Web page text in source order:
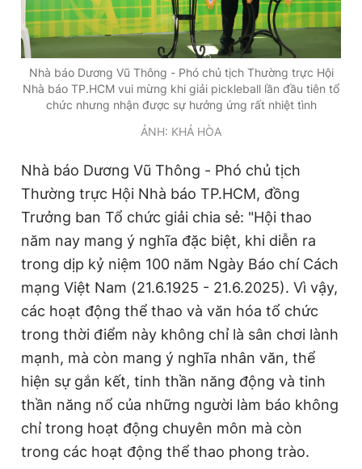
Tổng biên tập: Nguyễn Ngọc Toàn
Phó tổng biên tập thường trực: Hải Thành
Phó tổng biên tập: Lâm Hiếu Dũng
Tổng thư ký tòa soạn: Đức Trung
Giấy phép xuất bản số 110/GP - BTTTT cấp ngày 24.3.2020
© 2003-2026 Bản quyền thuộc về Báo Thanh Niên. Cấm sao
chép dưới mọi hình thức nếu không có sự chấp thuận bằng văn
Nhà báo Dương Vũ Thông - Phó chủ tịch Thường trực Hội
Nhà báo TP.HCM vui mừng khi giải pickleball lần đầu tiên tổ
chức nhưng nhận được sự hưởng ứng rất nhiệt tình
ẢNH: KHẢ HÒA
Nhà báo Dương Vũ Thông - Phó chủ tịch
Thường trực Hội Nhà báo TP.HCM, đồng
Trưởng ban Tổ chức giải chia sẻ: "Hội thao
năm nay mang ý nghĩa đặc biệt, khi diễn ra
trong dịp kỷ niệm 100 năm Ngày Báo chí Cách
mạng Việt Nam (21.6.1925 - 21.6.2025). Vì vậy,
các hoạt động thể thao và văn hóa tổ chức
trong thời điểm này không chỉ là sân chơi lành
mạnh, mà còn mang ý nghĩa nhân văn, thể
hiện sự gắn kết, tinh thần năng động và tinh
thần năng nổ của những người làm báo không
chỉ trong hoạt động chuyên môn mà còn
trong các hoạt động thể thao phong trào.